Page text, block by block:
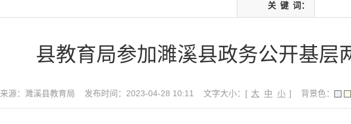
关 键 词：
县教育局参加濉溪县政务公开基层
来源：濉溪县教育局 发布时间：2023-04-28 10:11 文字大小：[ 大 中 小 ] 背景色：